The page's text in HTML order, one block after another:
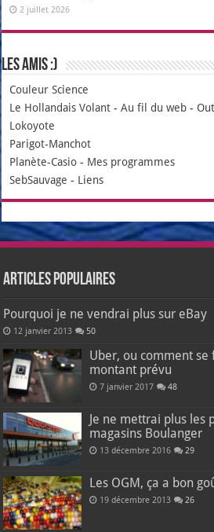
2 juillet 2026
Les amis :)
Couleur Science
Le Hollandais Volant -Au fil du web -
Lokoyote
Parigot-Manchot
Planète-Casio - Mes programmes
SebSauvage - Liens
Articles populaires
Pourquoi je ne vendrai plus sur eBay
12 janvier 2013 50
Uber, ou comment
montant prévu
7 janvier 2017 48
Je ne mettrai plus les
magasins Boulanger
13 décembre 2016 29
Les OGM, ça a bon
19 décembre 2013 26